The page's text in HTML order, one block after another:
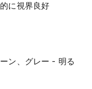
に視界良好
ン、グレー - 明る